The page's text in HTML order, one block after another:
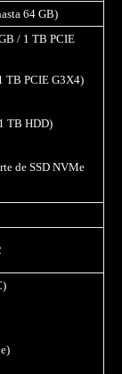
64 GB)
/ 1 TB PCIE
TB PCIE G3X4)
TB HDD)
de SSD NVMe